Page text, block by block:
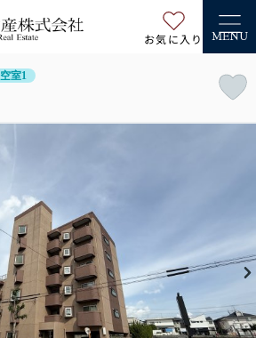
お気に入り MENU
空室1